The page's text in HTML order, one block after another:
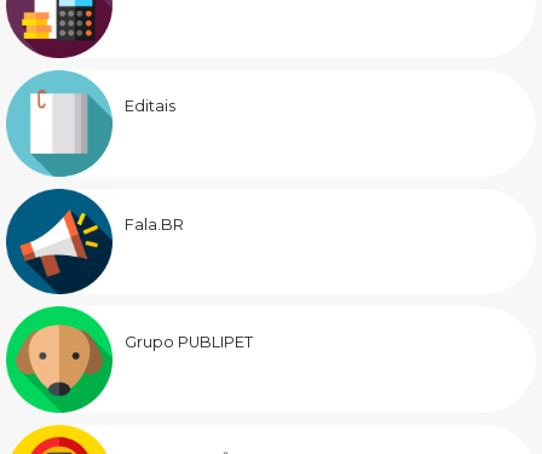
Editais
Fala.BR
Grupo PUBLIPET